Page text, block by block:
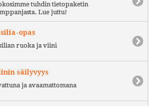
tuhdin tietopaketin
Lue juttu!
opas
ruoka ja viini
säilyvyys
ja avaamattomana